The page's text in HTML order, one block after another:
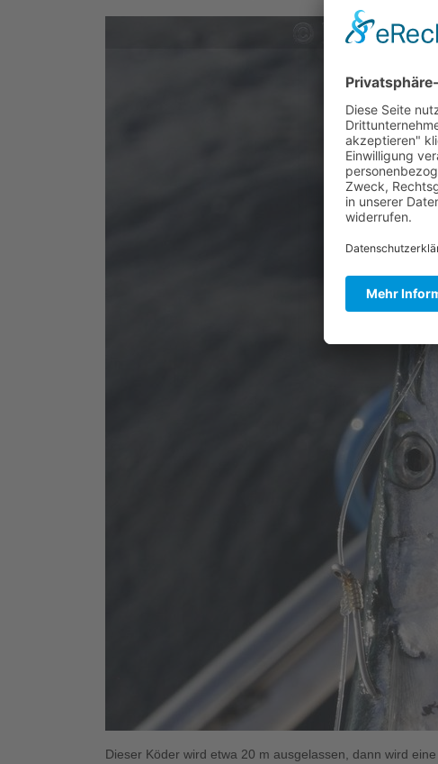
Dieser Köder wird etwa 20 m ausgelassen, dann wird